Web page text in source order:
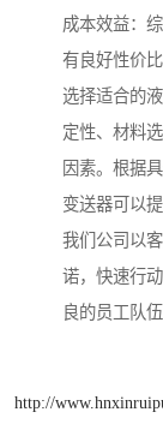
成本效益：
有良好性价比
选择适合的
定性、材料
因素。根据
变送器可以
我们公司以
诺，快速行
良的员工队
http://